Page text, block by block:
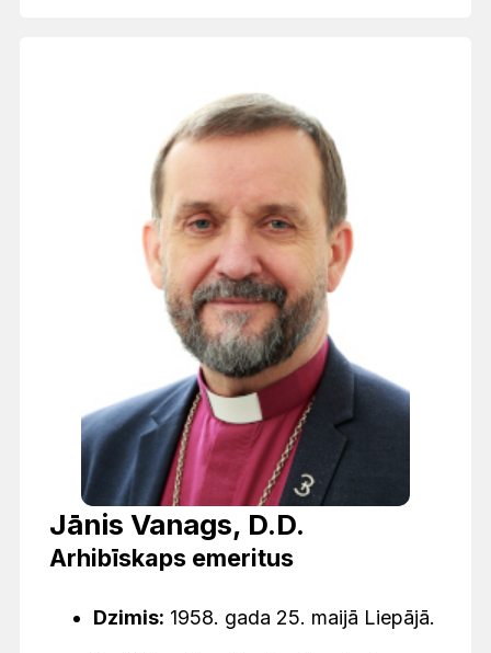
Jānis Vanags, D.D.
Arhibīskaps emeritus
Dzimis: 1958. gada 25. maijā Liepājā.